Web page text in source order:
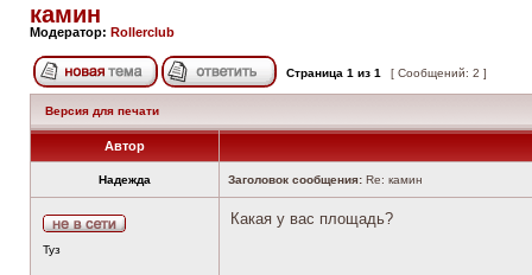
камин
Модератор: Rollerclub
Страница 1 из 1 [ Сообщений: 2 ]
Версия для печати
Автор
Надежда Заголовок сообщения: Re: камин
Туз
Какая у вас площадь?